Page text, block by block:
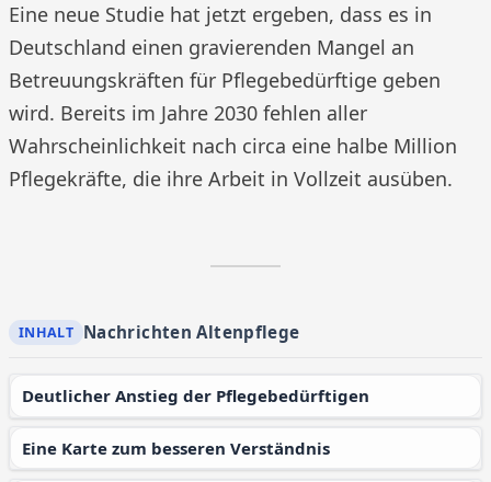
Eine neue Studie hat jetzt ergeben, dass es in
Deutschland einen gravierenden Mangel an
Betreuungskräften für Pflegebedürftige geben
wird. Bereits im Jahre 2030 fehlen aller
Wahrscheinlichkeit nach circa eine halbe Million
Pflegekräfte, die ihre Arbeit in Vollzeit ausüben.
Nachrichten Altenpflege
Deutlicher Anstieg der Pflegebedürftigen
Eine Karte zum besseren Verständnis